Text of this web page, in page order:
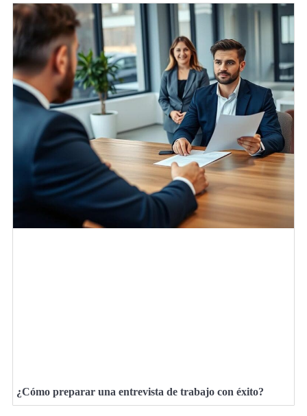
¿Cómo preparar una entrevista de trabajo con éxito?